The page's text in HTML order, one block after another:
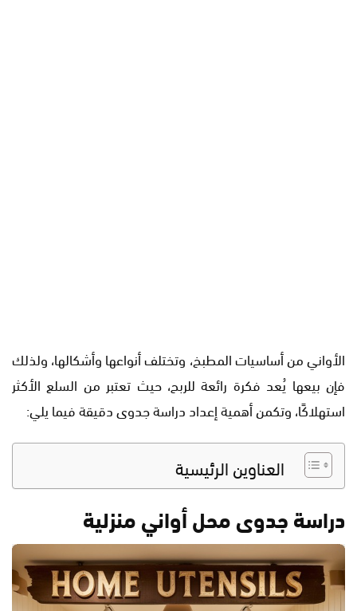
الأواني من أساسيات المطبخ، وتختلف أنواعها وأشكالها، ولذلك
فإن بيعها يُعد فكرة رائعة للربح، حيث تعتبر من السلع الأكثر
استهلاكًا، وتكمن أهمية إعداد دراسة جدوى دقيقة فيما يلي:
العناوين الرئيسية
دراسة جدوى محل أواني منزلية